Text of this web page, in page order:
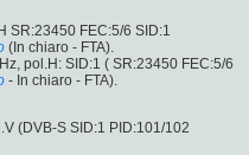
SR:23450 FEC:5/6 SID:1
(In chiaro - FTA).
pol.H: SID:1 ( SR:23450 FEC:5/6
- In chiaro - FTA).
(DVB-S SID:1 PID:101/102